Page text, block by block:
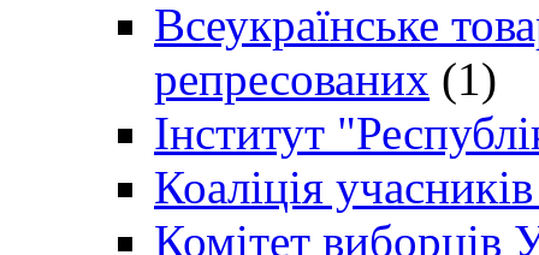
Всеукраїнське
репресованих (1)
Інститут
Коаліція
Комітет виборців